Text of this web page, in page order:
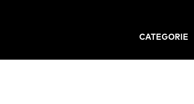
CATEGORIE